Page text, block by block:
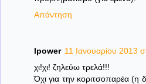
Απάντηση
lpower 11 Ιανουαρίου 2013
χι!χι! ζηλεύω τρελά!!!
Όχι για την κοριτσοπαρέα (η